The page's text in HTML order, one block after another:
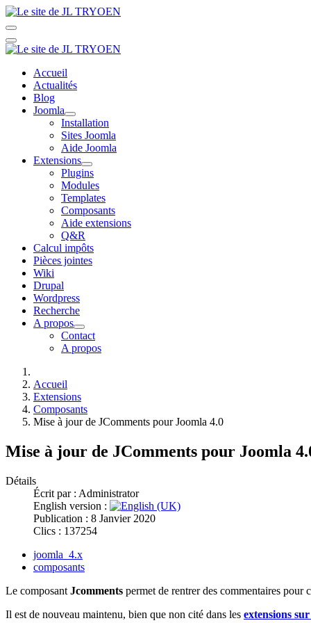
Accueil
Actualités
Blog
Joomla
Installation
Sites Joomla
Aide Joomla
Extensions
Plugins
Modules
Templates
Composants
Aide extensions
Q&R
Calcul impôts
Pièces jointes
Wiki
Drupal
Wordpress
Recherche
A propos
Contact
A propos
Accueil
Extensions
Composants
Mise à jour de JComments pour Joomla 4.0
Mise à jour de JComments pour Joomla
Détails
Écrit par : Administrator
English version :
Publication : 8 Janvier 2020
Clics : 137254
joomla_4.x
composants
Le composant Jcomments permet de rentrer des commentaires pour
Il est de nouveau maintenu, bien que non cité dans les extensions